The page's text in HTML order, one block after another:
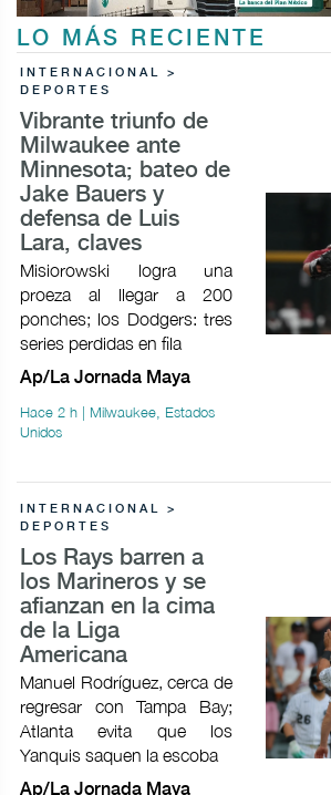
LO MÁS RECIENTE
INTERNACIONAL >
DEPORTES
Vibrante triunfo de
Milwaukee ante
Minnesota; bateo de
Jake Bauers y
defensa de Luis
Lara, claves
Misiorowski logra una
proeza al llegar a 200
ponches; los Dodgers: tres
series perdidas en fila
Ap/La Jornada Maya
Hace 2 h | Milwaukee, Estados
Unidos
INTERNACIONAL >
DEPORTES
Los Rays barren a
los Marineros y se
afianzan en la cima
de la Liga
Americana
Manuel Rodríguez, cerca de
regresar con Tampa Bay;
Atlanta evita que los
Yanquis saquen la escoba
Ap/La Jornada Maya